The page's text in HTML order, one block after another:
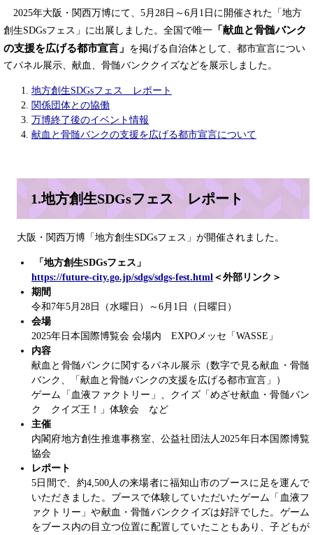
2025年大阪・関西万博にて、5月28日～6月1日に開催された「地方
創生SDGsフェス」に出展しました。全国で唯一 「献血と骨髄バンク
の支援を広げる都市宣言」 を掲げる自治体として、都市宣言につい
てパネル展示、献血、骨髄バンククイズなどを展示しました。
地方創生SDGsフェス レポート
関係団体との協働
万博終了後のイベント情報
献血と骨髄バンクの支援を広げる都市宣言について
1.地方創生SDGsフェス レポート
大阪・関西万博「地方創生SDGsフェス」が開催されました。
「地方創生SDGsフェス」
​https://future-city.go.jp/sdgs/sdgs-fest.html ＜外部リンク＞
期間
令和7年5月28日（水曜日）～6月1日（日曜日）
会場
2025年日本国際博覧会 会場内 EXPOメッセ「WASSE」
内容
献血と骨髄バンクに関するパネル展示（数字で見る献血・骨髄
バンク、「献血と骨髄バンクの支援を広げる都市宣言」）
ゲーム「血液ファクトリー」、クイズ「めざせ献血・骨髄バン
ク クイズ王！」体験会 など
主催
内閣府地方創生推進事務室、公益社団法人2025年日本国際博覧
協会
レポート
5日間で、約4,500人の来場者に福知山市のブースに足を運んで
いただきました。ブースで体験していただいたゲーム「血液フ
ァクトリー」や献血・骨髄バンククイズは好評でした。ゲーム
をブース内の目立つ位置に配置していたこともあり、子どもが